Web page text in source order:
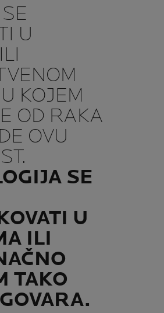
U
KOJEM
OD RAKA
OVU
SE
U
ILI
TAKO